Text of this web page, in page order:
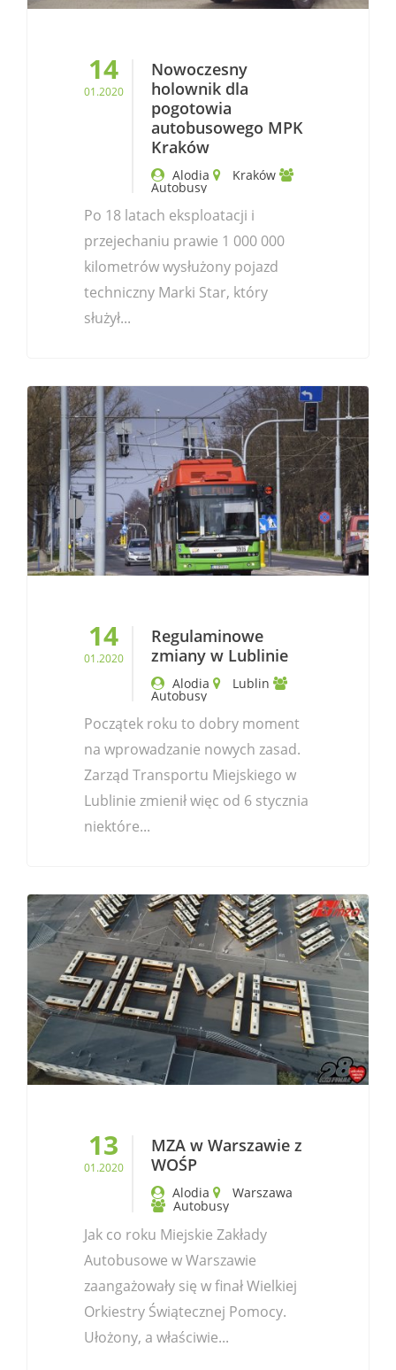
14
01.2020
Nowoczesny
holownik dla
pogotowia
autobusowego MPK
Kraków
Alodia Kraków
Autobusy
Po 18 latach eksploatacji i
przejechaniu prawie 1 000 000
kilometrów wysłużony pojazd
techniczny Marki Star, który
służył...
14
01.2020
Regulaminowe
zmiany w Lublinie
Alodia Lublin
Autobusy
Początek roku to dobry moment
na wprowadzanie nowych zasad.
Zarząd Transportu Miejskiego w
Lublinie zmienił więc od 6 stycznia
niektóre...
13
01.2020
MZA w Warszawie z
WOŚP
Alodia Warszawa
Autobusy
Jak co roku Miejskie Zakłady
Autobusowe w Warszawie
zaangażowały się w finał Wielkiej
Orkiestry Świątecznej Pomocy.
Ułożony, a właściwie...